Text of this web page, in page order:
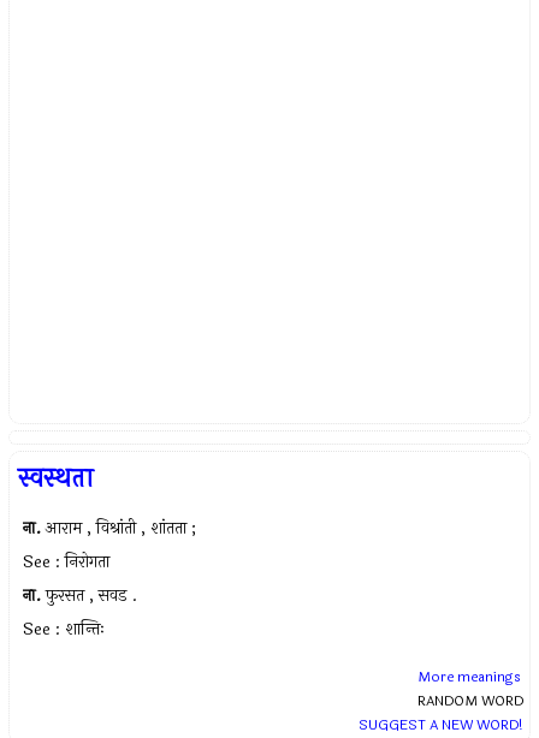
स्वस्थता
ना. आराम , विश्रांती , शांतता ;
See : निरोगता
ना. फुरसत , सवड .
See : शान्तिः
More meanings
RANDOM WORD
SUGGEST A NEW WORD!